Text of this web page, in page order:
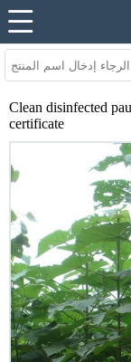
Clean disinfected
certificate